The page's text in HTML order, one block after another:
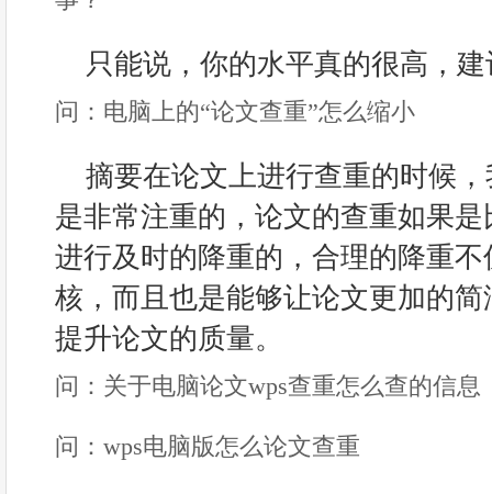
只能说，你的水平真的很高，
问：电脑上的“论文查重”怎么缩小
摘要在论文上进行查重的时候
是非常注重的，论文的查重如果
进行及时的降重的，合理的降重
核，而且也是能够让论文更加的
提升论文的质量。
问：关于电脑论文wps查重怎么查的信息
问：wps电脑版怎么论文查重